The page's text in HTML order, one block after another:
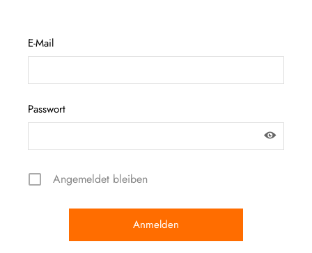
E-Mail
Passwort
Angemeldet bleiben